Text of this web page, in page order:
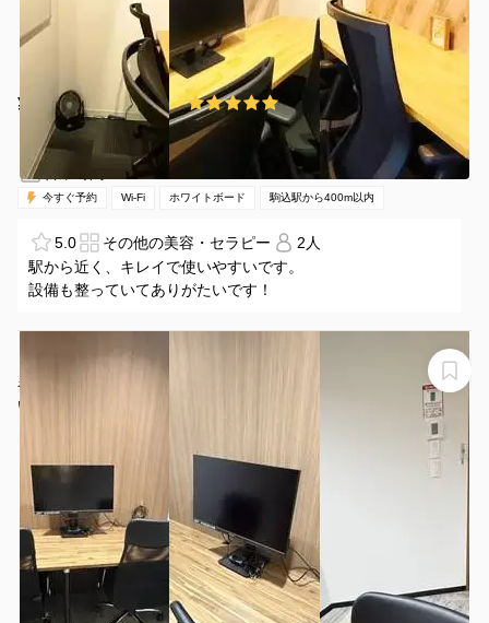
¥590 〜 ¥590 /時間 5.0
(6件)
駒込駅 徒歩3分
東京都北区中里1-4-6 1〜2名
1時間〜
07:00-24:00（全日）
今すぐ予約 Wi-Fi ホワイトボード 駒込駅から400m以内
5.0 その他の美容・セラピー
2人
駅から近く、キレイで使いやすいです。
設備も整っていてありがたいです！
【巣鴨駅から徒歩1分】モニター・フリードリンク付き2
名個室（ブース5）
いいオフィス巣鴨